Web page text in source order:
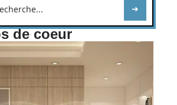
de coeur